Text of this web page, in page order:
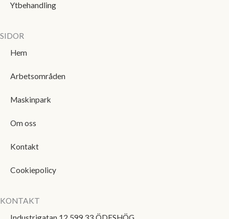
Ytbehandling
SIDOR
Hem
Arbetsområden
Maskinpark
Om oss
Kontakt
Cookiepolicy
KONTAKT